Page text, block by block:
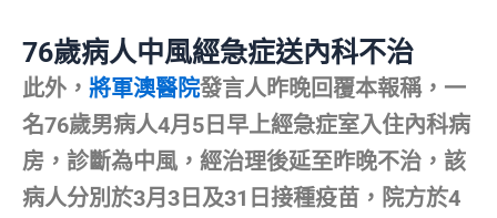
76歲病人中風經急症送內科不治
此外， 將軍澳醫院發言人昨晚回覆本報稱，一
名76歲男病人4月5日早上經急症室入住內科病
房，診斷為中風，經治理後延至昨晚不治，該
病人分別於3月3日及31日接種疫苗，院方於4